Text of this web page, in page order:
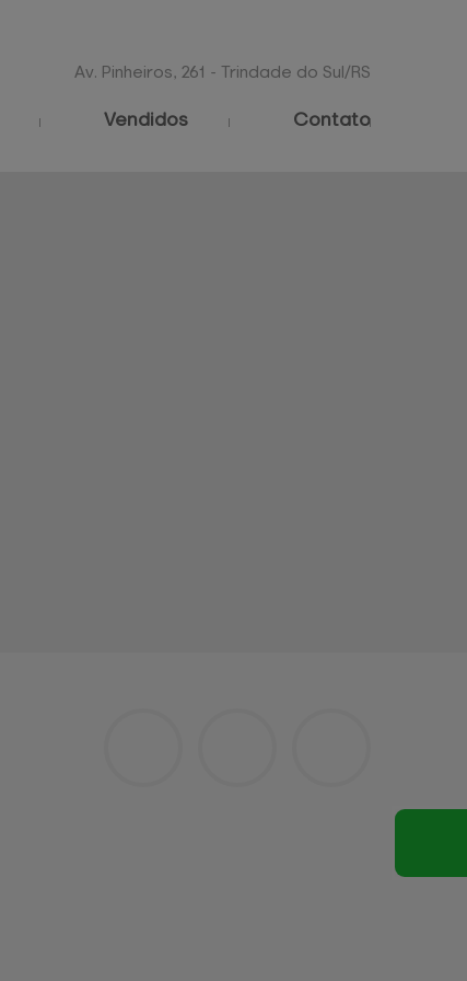
Av. Pinheiros, 261 - Trindade do Sul/RS
Vendidos Contato